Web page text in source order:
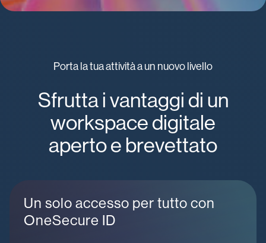
Porta la tua attività a un nuovo livello
Sfrutta i vantaggi di un
workspace digitale
aperto e brevettato
Un solo accesso per tutto con
OneSecure ID